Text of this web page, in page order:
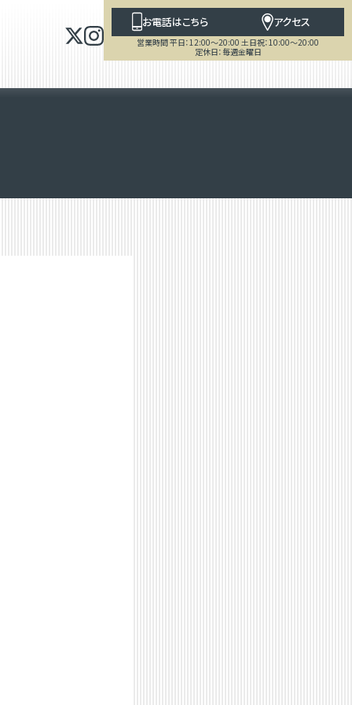
お電話はこちら アクセス
営業時間 平日：12:00～20:00 土日祝：10:00～20:00
定休日：毎週金曜日